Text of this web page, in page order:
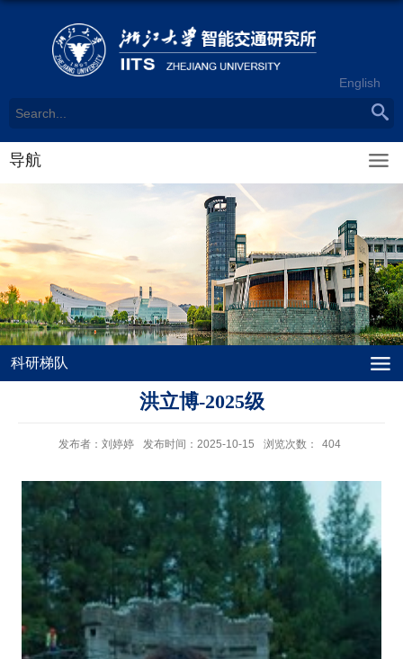
English
导航
科研梯队
洪立博-2025级
发布者：刘婷婷 发布时间：2025-10-15 浏览次数： 404